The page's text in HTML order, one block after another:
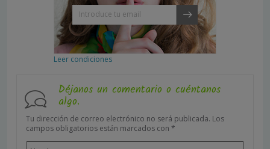
Leer condiciones
Déjanos un comentario o cuéntanos
algo.
Tu dirección de correo electrónico no será publicada. Los
campos obligatorios están marcados con *